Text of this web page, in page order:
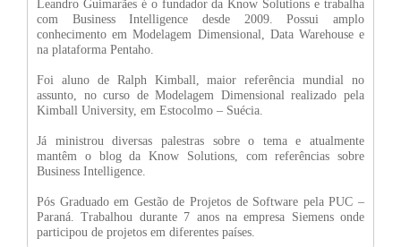
Leandro Guimarães é o fundador da Know Solutions e trabalha
com Business Intelligence desde 2009. Possui amplo
conhecimento em Modelagem Dimensional, Data Warehouse e
na plataforma Pentaho.
Foi aluno de Ralph Kimball, maior referência mundial no
assunto, no curso de Modelagem Dimensional realizado pela
Kimball University, em Estocolmo – Suécia.
Já ministrou diversas palestras sobre o tema e atualmente
mantêm o blog da Know Solutions, com referências sobre
Business Intelligence.
Pós Graduado em Gestão de Projetos de Software pela PUC –
Paraná. Trabalhou durante 7 anos na empresa Siemens onde
participou de projetos em diferentes países.